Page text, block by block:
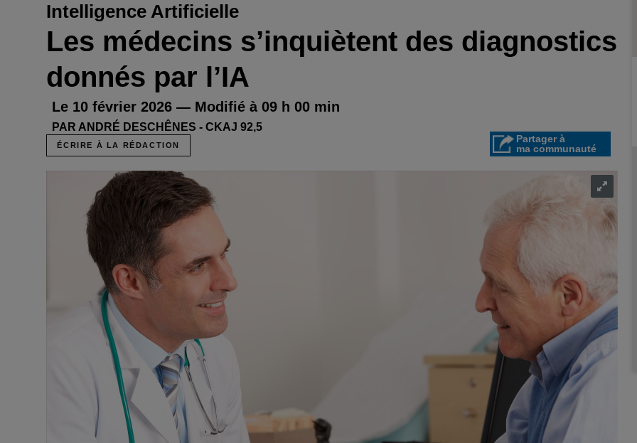
Intelligence Artificielle
Les médecins s’inquiètent des diagnostics
donnés par l’IA
Le 10 février 2026 — Modifié à 09 h 00 min
PAR ANDRÉ DESCHÊNES - CKAJ 92,5
ÉCRIRE À LA RÉDACTION
Partager à
ma communauté